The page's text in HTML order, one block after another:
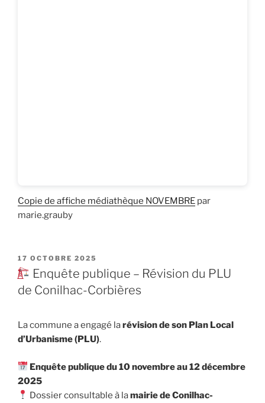
Copie de affiche médiathèque NOVEMBRE par
marie.grauby
PUBLIÉ
LE
17 OCTOBRE 2025
Enquête publique – Révision du PLU
de Conilhac-Corbières
La commune a engagé larévision de son Plan Local
d’Urbanisme (PLU).
Enquête publique du 10 novembre au 12 décembre
2025
Dossier consultable à lamairie de Conilhac-